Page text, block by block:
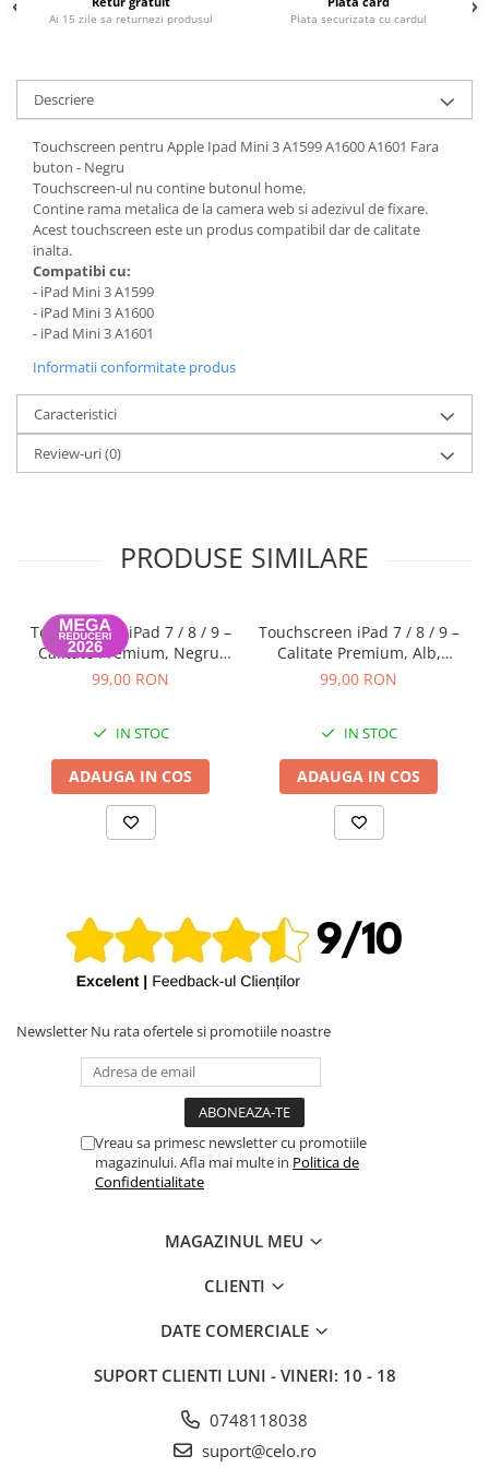
Piese & Accesorii iPhone
iPhone 17 Pro
iPhone 15 Pro Max
iPhone 16 Plus
iPhone 17
iPhone 15 Pro
iPhone 16
iPhone 15 Plus
iPhone 15
iPhone 14 Pro Max
iPhone 14 Pro
iPhone 14 Plus
iPhone 14
iPhone 13 mini
iPhone 12 Pro Max
iPhone 12 Pro
iPhone 11 Pro Max
iPhone XS
iPhone XR
iPhone X
iPhone 8 Plus
iPhone 8
iPhone 7 Plus
iPhone SE 2020 2nd
iPhone 6s Plus
Display iPhone
Ai 15 zile sa returnezi produsul Plata securizata cu cardul
Descriere
Touchscreen pentru Apple Ipad Mini 3 A1599 A1600 A1601 Fara
buton - Negru
Touchscreen-ul nu contine butonul home.
Contine rama metalica de la camera web si adezivul de fixare.
Acest touchscreen este un produs compatibil dar de calitate
inalta.
Compatibi cu:
- iPad Mini 3 A1599
- iPad Mini 3 A1600
- iPad Mini 3 A1601
Informatii conformitate produs
Caracteristici
Review-uri(0)
PRODUSE SIMILARE
Touchscreen iPad 7 / 8 / 9 –
Calitate Premium, Negru,
Garanție 12 luni
99,00 RON
IN STOC
ADAUGA IN COS
Touchscreen iPad 7 / 8 / 9 –
Calitate Premium, Alb,
Garanție 12 luni
99,00 RON
IN STOC
ADAUGA IN COS
Newsletter Nu rata ofertele si promotiile noastre
Vreau sa primesc newsletter cu promotiile
magazinului. Afla mai multe in Politica de
Confidentialitate
MAGAZINUL MEU
CLIENTI
DATE COMERCIALE
SUPORT CLIENTI LUNI - VINERI: 10 - 18
0748118038
suport@celo.ro